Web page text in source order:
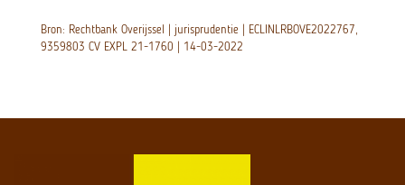
Bron: Rechtbank Overijssel | jurisprudentie | ECLINLRBOVE2022767,
9359803 CV EXPL 21-1760 | 14-03-2022